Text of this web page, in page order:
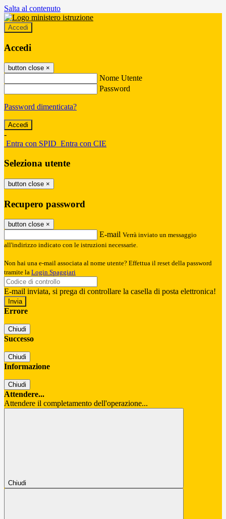
Salta al contenuto
Accedi
Accedi
button close ×
Nome Utente
Password
Password dimenticata?
-
Entra con SPID Entra con CIE
Seleziona utente
button close ×
Recupero password
button close ×
E-mail Verrà inviato un messaggio
all'indirizzo indicato con le istruzioni necessarie.
Non hai una e-mail associata al nome utente? Effettua il reset della password
tramite la Login Spaggiari
E-mail inviata, si prega di controllare la casella di posta elettronica!
Errore
Chiudi
Successo
Chiudi
Informazione
Chiudi
Attendere...
Attendere il completamento dell'operazione...
Chiudi